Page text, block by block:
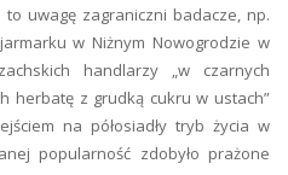
to uwagę zagraniczni badacze, np.
w Niżnym Nowogrodzie w
handlarzy „w czarnych
herbatę z grudką cukru w ustach”
na półosiadły tryb życia w
popularność zdobyło prażone